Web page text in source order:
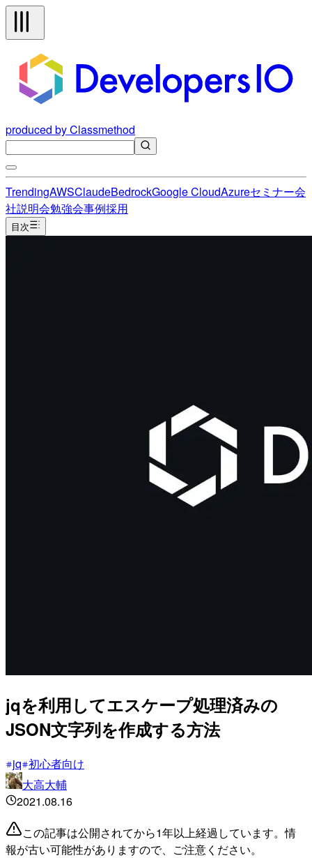
produced by Classmethod
TrendingAWSClaudeBedrockGoogle CloudAzureセミナー会
社説明会勉強会事例採用
目次
jqを利用してエスケープ処理済みの
JSON文字列を作成する方法
jq 初心者向け
大高大輔
2021.08.16
この記事は公開されてから1年以上経過しています。情
報が古い可能性がありますので、ご注意ください。